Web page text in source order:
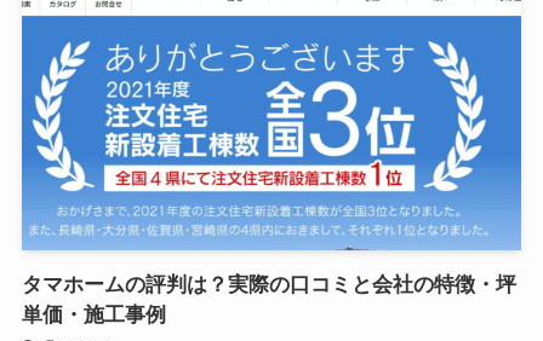
タマホームの評判は？実際の口コミと会社の特徴・坪
単価・施工事例